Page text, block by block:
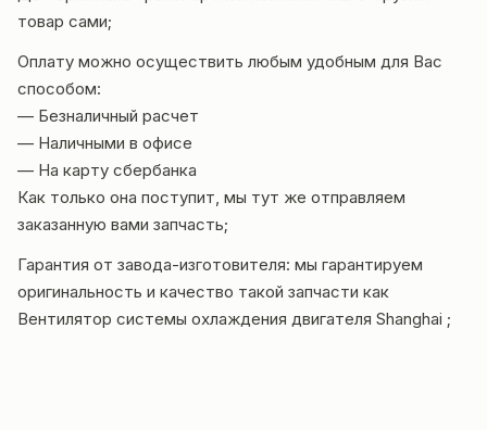
товар сами;
Оплату можно осуществить любым удобным для Вас
способом:
— Безналичный расчет
— Наличными в офисе
— На карту сбербанка
Как только она поступит, мы тут же отправляем
заказанную вами запчасть;
Гарантия от завода-изготовителя: мы гарантируем
оригинальность и качество такой запчасти как
Вентилятор системы охлаждения двигателя Shanghai ;